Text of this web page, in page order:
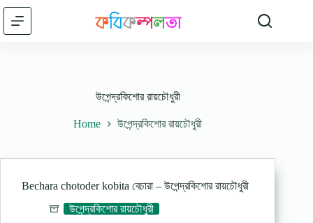
Skip
content
উপেন্দ্রকিশোর রায়চৌধুরী
Home উপেন্দ্রকিশোর রায়চৌধুরী
Bechara chotoder kobita বেচারা – উপেন্দ্রকিশোর রায়চৌধুরী
উপেন্দ্রকিশোর রায়চৌধুরী